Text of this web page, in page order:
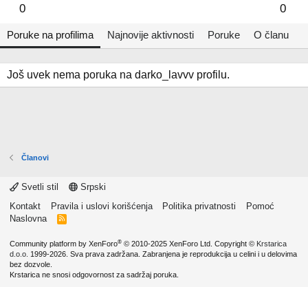
0 0
Poruke na profilima Najnovije aktivnosti Poruke O članu
Još uvek nema poruka na darko_lavvv profilu.
Članovi
Svetli stil
Srpski
Kontakt
Pravila i uslovi korišćenja Politika privatnosti
Pomoć
Naslovna
R
Community platform by XenForo® © 2010-2025 XenForo Ltd. Copyright © Krstarica
d.o.o. 1999-2026. Sva prava zadržana. Zabranjena je reprodukcija u celini i u delovima
bez dozvole.
Krstarica ne snosi odgovornost za sadržaj poruka.